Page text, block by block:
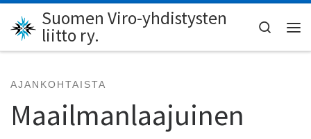
Skip to content
Suomen Viro-yhdistysten
liitto ry.
Search
AJANKOHTAISTA
Maailmanlaajuinen